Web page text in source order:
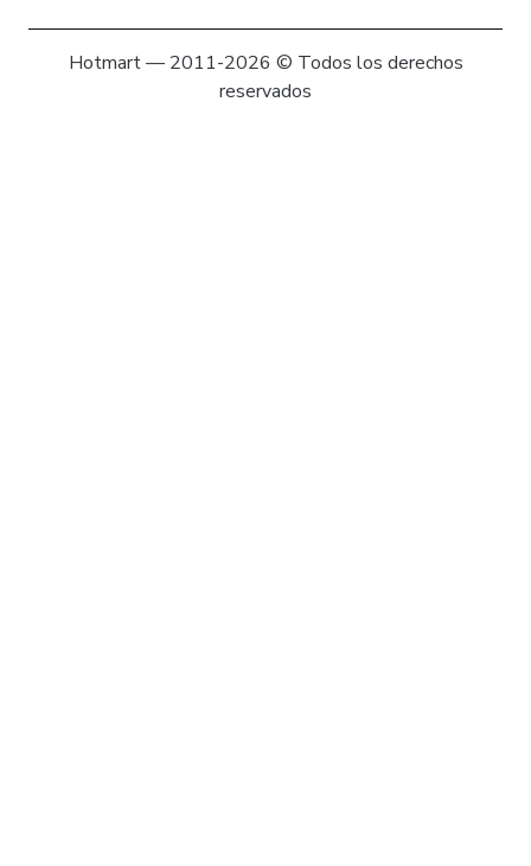
Hotmart — 2011-2026 © Todos los derechos
reservados